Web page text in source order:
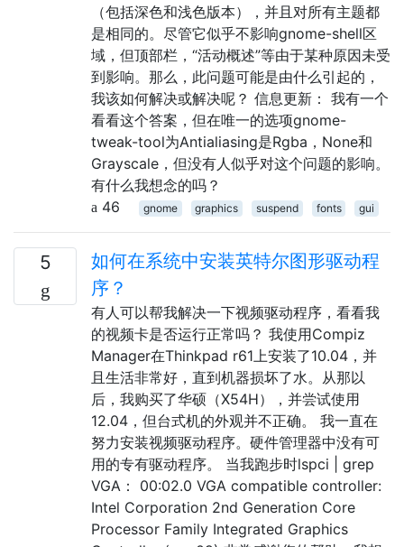
（包括深色和浅色版本），并且对所有主题都
是相同的。尽管它似乎不影响gnome-shell区
域，但顶部栏，“活动概述”等由于某种原因未受
到影响。那么，此问题可能是由什么引起的，
我该如何解决或解决呢？ 信息更新： 我有一个
看看这个答案，但在唯一的选项gnome-
tweak-tool为Antialiasing是Rgba，None和
Grayscale，但没有人似乎对这个问题的影响。
有什么我想念的吗？
46
gnome graphics suspend fonts gui
5
如何在系统中安装英特尔图形驱动程
序？
有人可以帮我解决一下视频驱动程序，看看我
的视频卡是否运行正常吗？ 我使用Compiz
Manager在Thinkpad r61上安装了10.04，并
且生活非常好，直到机器损坏了水。从那以
后，我购买了华硕（X54H），并尝试使用
12.04，但台式机的外观并不正确。 我一直在
努力安装视频驱动程序。硬件管理器中没有可
用的专有驱动程序。 当我跑步时lspci | grep
VGA： 00:02.0 VGA compatible controller:
Intel Corporation 2nd Generation Core
Processor Family Integrated Graphics